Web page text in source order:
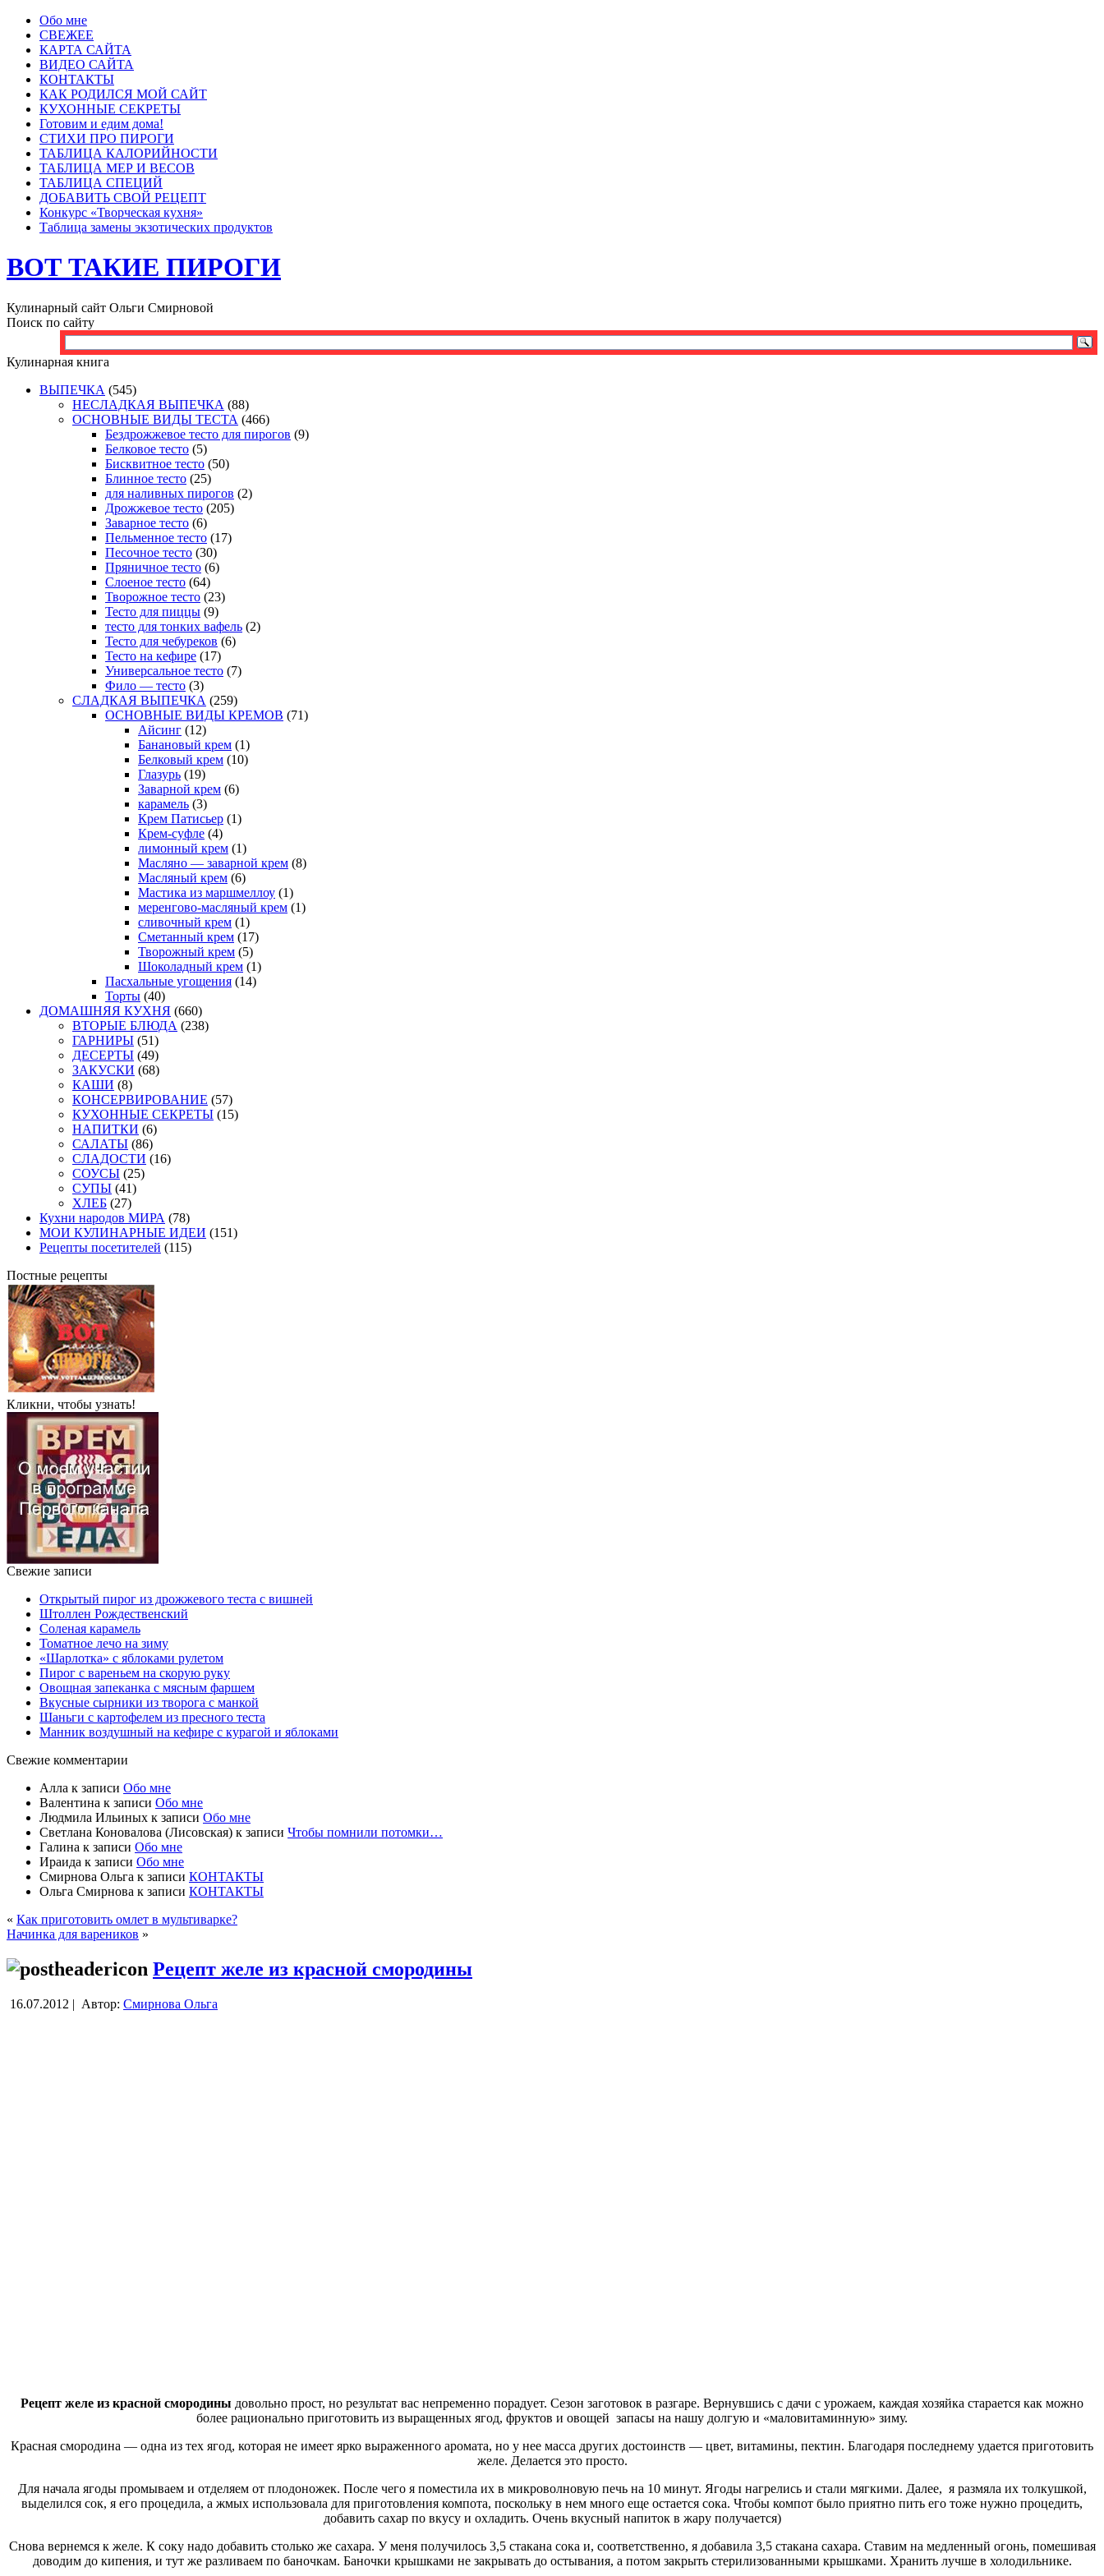
Обо мне
СВЕЖЕЕ
КАРТА САЙТА
ВИДЕО САЙТА
КОНТАКТЫ
КАК РОДИЛСЯ МОЙ САЙТ
КУХОННЫЕ СЕКРЕТЫ
Готовим и едим дома!
СТИХИ ПРО ПИРОГИ
ТАБЛИЦА КАЛОРИЙНОСТИ
ТАБЛИЦА МЕР И ВЕСОВ
ТАБЛИЦА СПЕЦИЙ
ДОБАВИТЬ СВОЙ РЕЦЕПТ
Конкурс «Творческая кухня»
Таблица замены экзотических продуктов
ВОТ ТАКИЕ ПИРОГИ
Кулинарный сайт Ольги Смирновой
Поиск по сайту
Кулинарная книга
ВЫПЕЧКА (545)
НЕСЛАДКАЯ ВЫПЕЧКА (88)
ОСНОВНЫЕ ВИДЫ ТЕСТА (466)
Бездрожжевое тесто для пирогов (9)
Белковое тесто (5)
Бисквитное тесто (50)
Блинное тесто (25)
для наливных пирогов (2)
Дрожжевое тесто (205)
Заварное тесто (6)
Пельменное тесто (17)
Песочное тесто (30)
Пряничное тесто (6)
Слоеное тесто (64)
Творожное тесто (23)
Тесто для пиццы (9)
тесто для тонких вафель (2)
Тесто для чебуреков (6)
Тесто на кефире (17)
Универсальное тесто (7)
Фило — тесто (3)
СЛАДКАЯ ВЫПЕЧКА (259)
ОСНОВНЫЕ ВИДЫ КРЕМОВ (71)
Айсинг (12)
Банановый крем (1)
Белковый крем (10)
Глазурь (19)
Заварной крем (6)
карамель (3)
Крем Патисьер (1)
Крем-суфле (4)
лимонный крем (1)
Масляно — заварной крем (8)
Масляный крем (6)
Мастика из маршмеллоу (1)
меренгово-масляный крем (1)
сливочный крем (1)
Сметанный крем (17)
Творожный крем (5)
Шоколадный крем (1)
Пасхальные угощения (14)
Торты (40)
ДОМАШНЯЯ КУХНЯ (660)
ВТОРЫЕ БЛЮДА (238)
ГАРНИРЫ (51)
ДЕСЕРТЫ (49)
ЗАКУСКИ (68)
КАШИ (8)
КОНСЕРВИРОВАНИЕ (57)
КУХОННЫЕ СЕКРЕТЫ (15)
НАПИТКИ (6)
САЛАТЫ (86)
СЛАДОСТИ (16)
СОУСЫ (25)
СУПЫ (41)
ХЛЕБ (27)
Кухни народов МИРА (78)
МОИ КУЛИНАРНЫЕ ИДЕИ (151)
Рецепты посетителей (115)
Постные рецепты
Кликни, чтобы узнать!
Свежие записи
Открытый пирог из дрожжевого теста с вишней
Штоллен Рождественский
Соленая карамель
Томатное лечо на зиму
«Шарлотка» с яблоками рулетом
Пирог с вареньем на скорую руку
Овощная запеканка с мясным фаршем
Вкусные сырники из творога с манкой
Шаньги с картофелем из пресного теста
Манник воздушный на кефире с курагой и яблоками
Свежие комментарии
Алла к записи Обо мне
Валентина к записи Обо мне
Людмила Ильиных к записи Обо мне
Светлана Коновалова (Лисовская) к записи Чтобы помнили потомки…
Галина к записи Обо мне
Ираида к записи Обо мне
Смирнова Ольга к записи КОНТАКТЫ
Ольга Смирнова к записи КОНТАКТЫ
« Как приготовить омлет в мультиварке?
Начинка для вареников »
Рецепт желе из красной смородины
16.07.2012 | Автор: Смирнова Ольга
Рецепт желе из красной смородины довольно прост, но результат вас непременно порадует. Сезон заготовок в разгаре. Вернувшись с дачи с урожаем, каждая хозяйка старается как можно
более рационально приготовить из выращенных ягод, фруктов и овощей запасы на нашу долгую и «маловитаминную» зиму.
Красная смородина — одна из тех ягод, которая не имеет ярко выраженного аромата, но у нее масса других достоинств — цвет, витамины, пектин. Благодаря последнему удается приготовить
желе. Делается это просто.
Для начала ягоды промываем и отделяем от плодоножек. После чего я поместила их в микроволновую печь на 10 минут. Ягоды нагрелись и стали мягкими. Далее, я размяла их толкушкой,
выделился сок, я его процедила, а жмых использовала для приготовления компота, поскольку в нем много еще остается сока. Чтобы компот было приятно пить его тоже нужно процедить,
добавить сахар по вкусу и охладить. Очень вкусный напиток в жару получается)
Снова вернемся к желе. К соку надо добавить столько же сахара. У меня получилось 3,5 стакана сока и, соответственно, я добавила 3,5 стакана сахара. Ставим на медленный огонь, помешивая
доводим до кипения, и тут же разливаем по баночкам. Баночки крышками не закрывать до остывания, а потом закрыть стерилизованными крышками. Хранить лучше в холодильнике.